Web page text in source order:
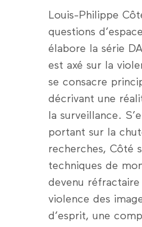
Louis-Philippe
questions
élabore la série
est axé sur la
se consacre
décrivant une
la surveillance.
portant sur la
recherches, Côté
techniques de
devenu
violence des
d’esprit, une